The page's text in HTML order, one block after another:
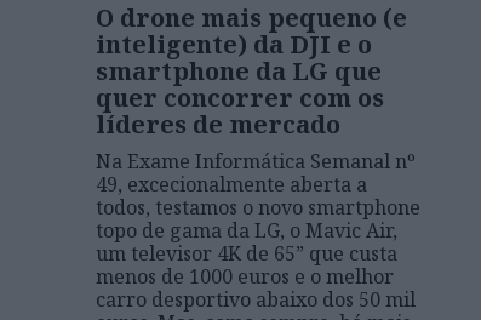
O drone mais pequeno (e
inteligente) da DJI e o
smartphone da LG que
quer concorrer com os
líderes de mercado
Na Exame Informática Semanal nº
49, excecionalmente aberta a
todos, testamos o novo smartphone
topo de gama da LG, o Mavic Air,
um televisor 4K de 65” que custa
menos de 1000 euros e o melhor
carro desportivo abaixo dos 50 mil